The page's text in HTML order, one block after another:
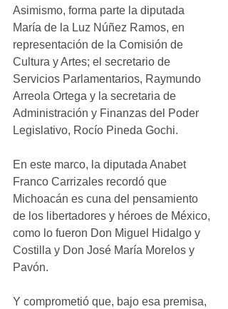
Asimismo, forma parte la diputada
María de la Luz Núñez Ramos, en
representación de la Comisión de
Cultura y Artes; el secretario de
Servicios Parlamentarios, Raymundo
Arreola Ortega y la secretaria de
Administración y Finanzas del Poder
Legislativo, Rocío Pineda Gochi.
En este marco, la diputada Anabet
Franco Carrizales recordó que
Michoacán es cuna del pensamiento
de los libertadores y héroes de México,
como lo fueron Don Miguel Hidalgo y
Costilla y Don José María Morelos y
Pavón.
Y comprometió que, bajo esa premisa,